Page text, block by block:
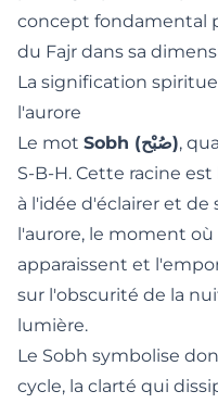
concept fondamental
du Fajr dans sa
La signification
l'aurore
Le mot
Sobh (صُبْح),
S-B-H. Cette racine
à l'idée d'éclairer et de
l'aurore, le moment
apparaissent et
sur l'obscurité de la
lumière.
Le Sobh symbolise
cycle, la clarté qui